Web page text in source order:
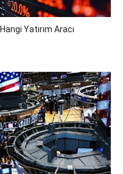
Yatırım Aracı